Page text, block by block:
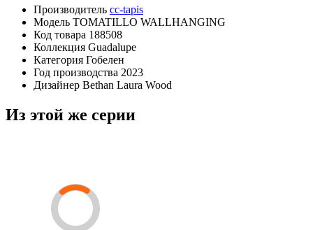
Производитель cc-tapis
Модель TOMATILLO WALLHANGING
Код товара 188508
Коллекция Guadalupe
Категория Гобелен
Год производства 2023
Дизайнер Bethan Laura Wood
Из этой же серии